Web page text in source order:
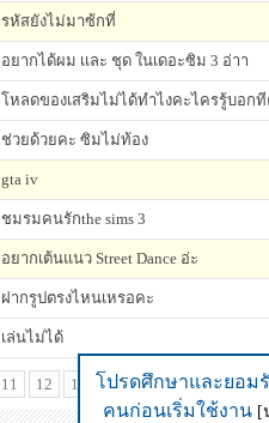
โปรดศึกษาและยอม
คนก่อนเริ่มใช้งาน [
รหัสยังไม่มาซ้กที่
อยากได้ผม เเละ ชุด ในเดอะซิม 3 อ่าา
โหลดของเสริมไม่ได้ทำไงคะไครรู้บอก
ช่วยด้วยคะ ซิมไม่ท้อง
gta iv
ชมรมคนรักthe sims 3
อยากเต้นแนว Street Dance อ่ะ
ฝากรูปตรงไหนเหรอคะ
เล่นไม่ได้
11 12 13 14 15 16 17 18
โปรดศึกษาและยอม
คนก่อนเริ่มใช้งาน [